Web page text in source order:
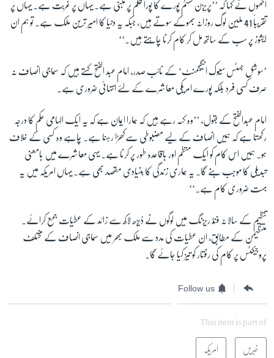
انھوں نے کہا کہ ’’پریزن سسٹم پورے کا پورا ظلم پر مبنی ہے۔ یہاں پر غربت ہے۔ یہاں پر
تقریباً 41 ملین لوگ روزانہ بھوکے سوتے ہیں، جبکہ یہ دنیا کا امیر ترین ملک ہے۔ تو ہم ان
ایشوز پر سب کے ساتھ مل کر کام کرنا چاہتے ہیں۔‘‘
’سوشل جسٹس سیوک انگیجمنٹ‘ کے نائب صدر، امام عبد الفتح کہتے ہیں کہ سماجی انصاف نہ
صرف کسی فرد بلکہ پورے امریکی معاشرے کے لئے انتہائی ضروری ہے۔
امام عبدالفتح کے بقول، ’’وہ کہہ رہے ہیں کہ ہمارا ایمان ہے کہ یہ ایک الہامی حکم کا درجہ
رکھتا ہے کہ ہمیں انصاف کے لیے مضبوطی سےکھڑا رہنا ہے۔ چاہے وہ کسی کے خلاف
ہو۔ ہمیں اس کام کو ایک منظم اور باقاعدہ طور پر کرنا ہے۔ یہی معاشرے میں بامعنی
تبدیلی کا موجب بنے گا۔ یہ ہماری زندگی کا بنیادی مقصد بھی ہے۔ یہاں امریکہ میں یہ
بہت ضروری کام ہے۔‘‘
تنظیم کے سالانہ فنڈ ریزنگ میں لوگوں نے ڈیڑھ لاکھ سے زائد کے عطیات جمع کرائے۔
منتظیمن کے مطابق، ان عطیات کی مدد سے ملک بھر میں سماجی انصاف کے مختلف
پروجیکٹس پر کام کی رفتار کو تیز کیا جائے گا۔
Follow us
This item is part of
خبریں امریکہ